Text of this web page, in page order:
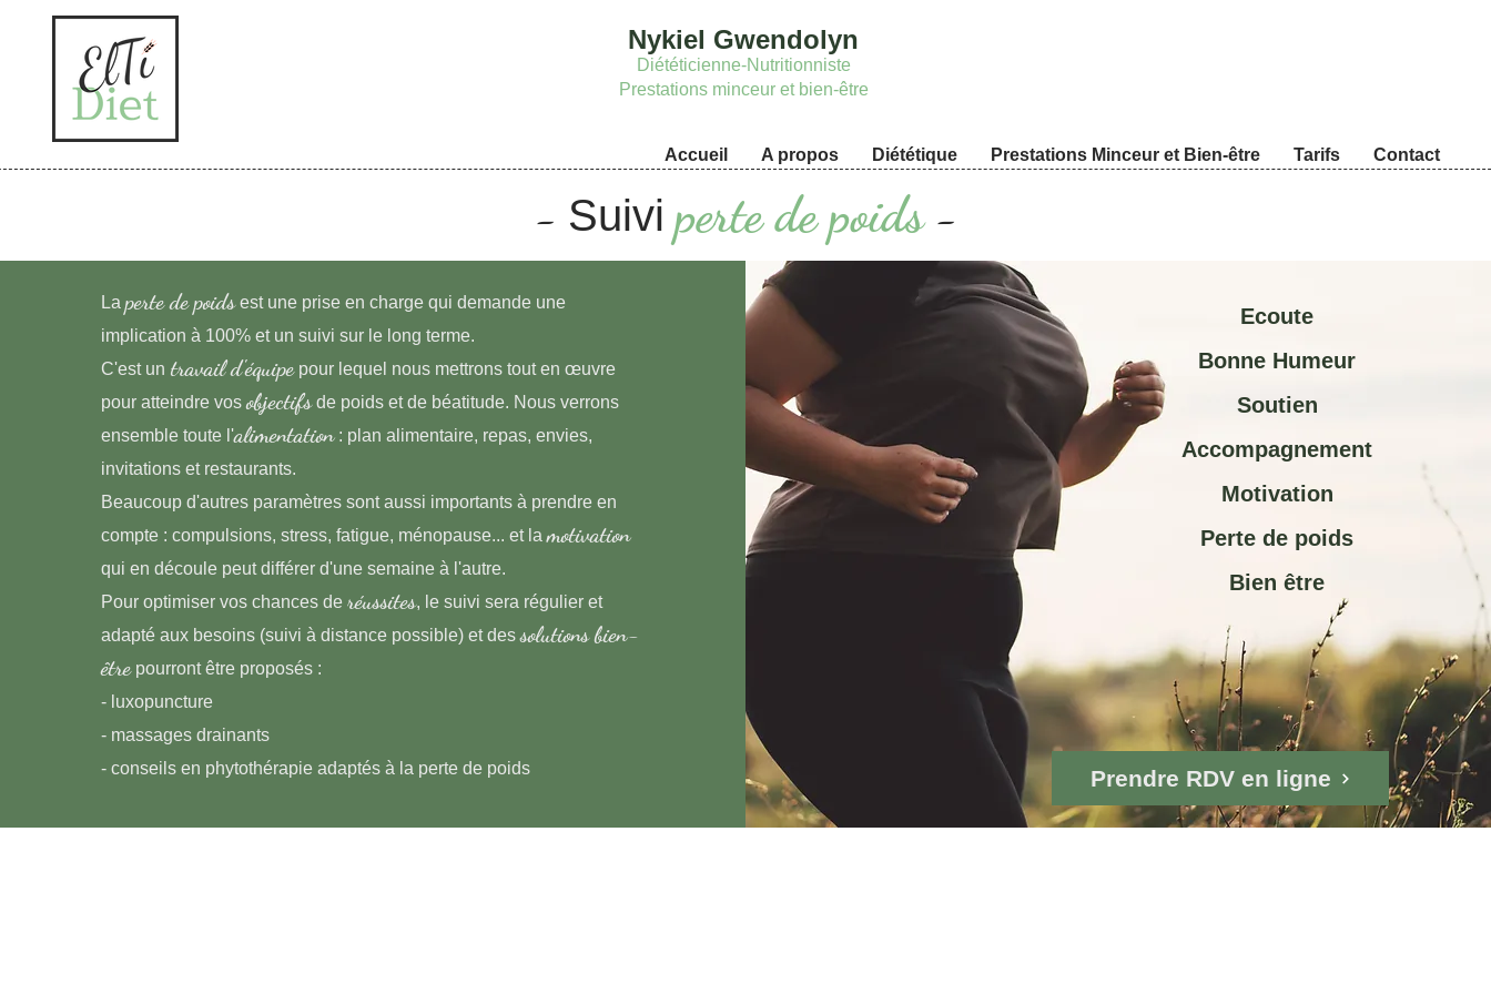
Nykiel Gwendolyn
Diététicienne-Nutritionniste
Prestations minceur et bien-être
Accueil A propos Diététique Prestations Minceur et Bien-être Tarifs Contact
- Suivi perte de poids-
La perte de poidsest une prise en charge qui demande une
implication à 100% et un suivi sur le long terme.
C'est un travail d'équipepour lequel nous mettrons tout en œuvre
pour atteindre vosobjectifsde poids et de béatitude. Nous verrons
ensemble toute l'alimentation: plan alimentaire, repas, envies,
invitations et restaurants.
Beaucoup d'autres paramètres sont aussi importants à prendre en
compte : compulsions, stress, fatigue, ménopause... et lamotivation
qui en découle peut différer d'une semaine à l'autre.
Pour optimiser vos chances de réussites, le suivi sera régulier et
adapté aux besoins (suivi à distance possible) et dessolutions bien-
êtrepourront être proposés :
- luxopuncture
- massages drainants
- conseils en phytothérapie adaptés à la perte de poids
Ecoute
Bonne Humeur
Soutien
Accompagnement
Motivation
Perte de poids
Bien être
Prendre RDV en ligne